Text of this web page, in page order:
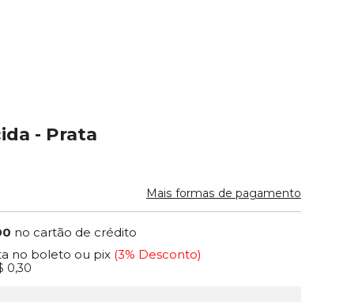
- Prata
Mais formas de pagamento
no cartão de crédito
no boleto ou pix (3% Desconto)
0,30